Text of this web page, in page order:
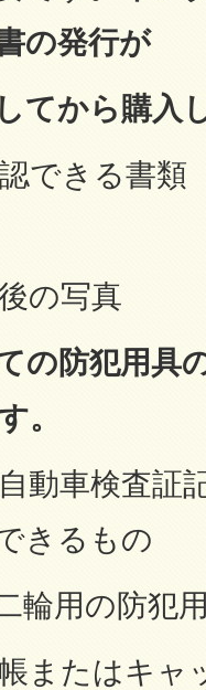
の発行が
から購入し
できる書類
の写真
の防犯用具
。
動車検査証
きるもの
輪用の防犯
またはキャ